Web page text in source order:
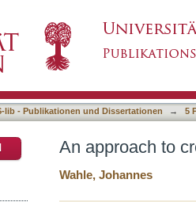
lib - Publikationen und Dissertationen → 5
An approach to
Wahle, Johannes